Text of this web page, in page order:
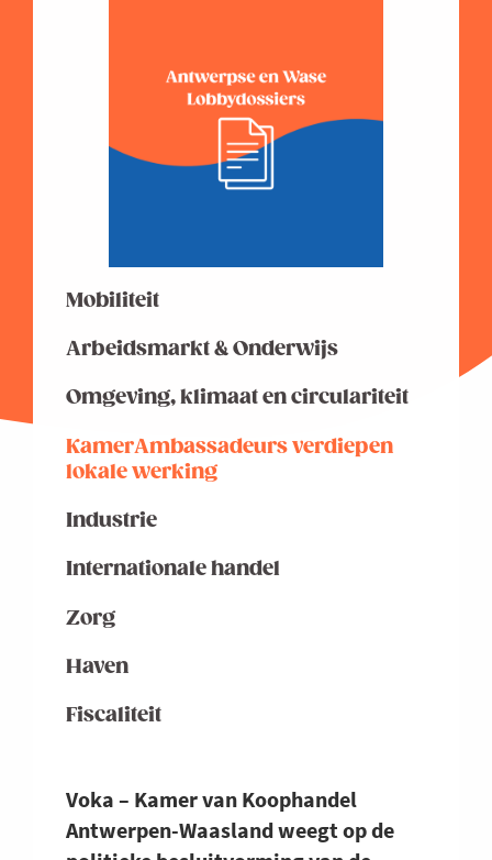
Mobiliteit
Arbeidsmarkt & Onderwijs
Omgeving, klimaat en circulariteit
KamerAmbassadeurs verdiepen
lokale werking
Industrie
Internationale handel
Zorg
Haven
Fiscaliteit
Voka – Kamer van Koophandel
Antwerpen-Waasland weegt op de